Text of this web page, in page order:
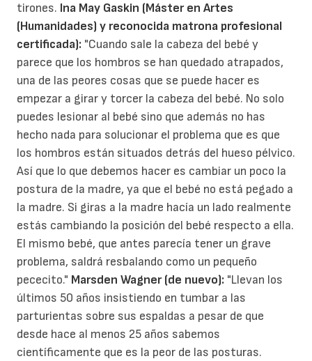
tirones. Ina May Gaskin (Máster en Artes
(Humanidades) y reconocida matrona profesional
certificada): "Cuando sale la cabeza del bebé y
parece que los hombros se han quedado atrapados,
una de las peores cosas que se puede hacer es
empezar a girar y torcer la cabeza del bebé. No solo
puedes lesionar al bebé sino que además no has
hecho nada para solucionar el problema que es que
los hombros están situados detrás del hueso pélvico.
Así que lo que debemos hacer es cambiar un poco la
postura de la madre, ya que el bebé no está pegado a
la madre. Si giras a la madre hacía un lado realmente
estás cambiando la posición del bebé respecto a ella.
El mismo bebé, que antes parecía tener un grave
problema, saldrá resbalando como un pequeño
pececito." Marsden Wagner (de nuevo): "Llevan los
últimos 50 años insistiendo en tumbar a las
parturientas sobre sus espaldas a pesar de que
desde hace al menos 25 años sabemos
científicamente que es la peor de las posturas.